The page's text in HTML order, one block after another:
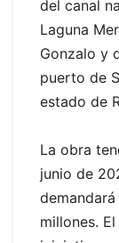
del canal
Laguna
Gonzalo y
puerto de
estado de
La obra
junio de
millones.